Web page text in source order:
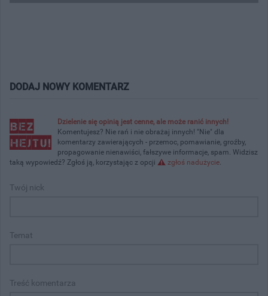
DODAJ NOWY KOMENTARZ
Dzielenie się opinią jest cenne, ale może ranić innych!
Komentujesz? Nie rań i nie obrażaj innych! "Nie" dla
komentarzy zawierających - przemoc, pomawianie, groźby,
propagowanie nienawiści, fałszywe informacje, spam. Widzisz
taką wypowiedź? Zgłoś ją, korzystając z opcji
zgłoś nadużycie.
Twój nick
Temat
Treść komentarza